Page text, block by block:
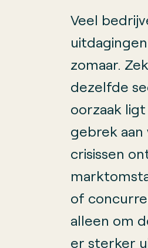
Veel
zomaar.
dezelfde
oorzaak
gebrek
crisissen
of
alleen om
er sterker